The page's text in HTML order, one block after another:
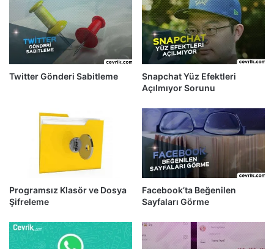
Twitter Gönderi Sabitleme
Snapchat Yüz Efektleri
Açılmıyor Sorunu
Programsız Klasör ve Dosya
Şifreleme
Facebook’ta Beğenilen
Sayfaları Görme